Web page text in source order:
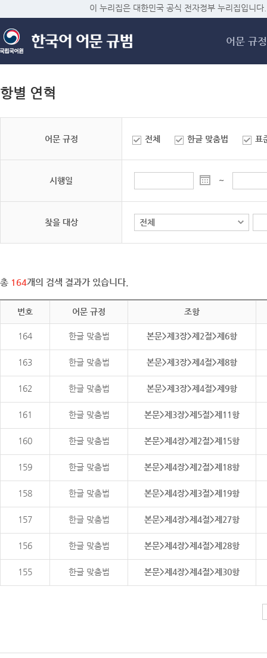
메
이 누리집은 대한민국 공식 전자정부 누리집입니다.
어문 규정
항별 연혁
어문 규정 전체 한글 맞춤법 표
시행일 ~
찾을 대상
총 164개의 검색 결과가 있습니다.
번호 어문 규정 조항
164 한글 맞춤법 본문>제3장>제2절>제6항
163 한글 맞춤법 본문>제3장>제4절>제8항
162 한글 맞춤법 본문>제3장>제4절>제9항
161 한글 맞춤법 본문>제3장>제5절>제11항
160 한글 맞춤법 본문>제4장>제2절>제15항
159 한글 맞춤법 본문>제4장>제2절>제18항
158 한글 맞춤법 본문>제4장>제3절>제19항
157 한글 맞춤법 본문>제4장>제4절>제27항
156 한글 맞춤법 본문>제4장>제4절>제28항
155 한글 맞춤법 본문>제4장>제4절>제30항